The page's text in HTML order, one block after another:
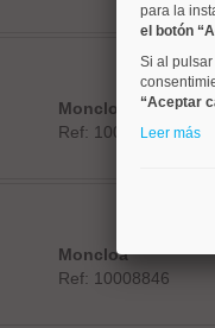
Moncloa
Ref: 10008879
Moncloa
Ref: 10008846
para la
el botón
Si al
“Aceptar
Leer más